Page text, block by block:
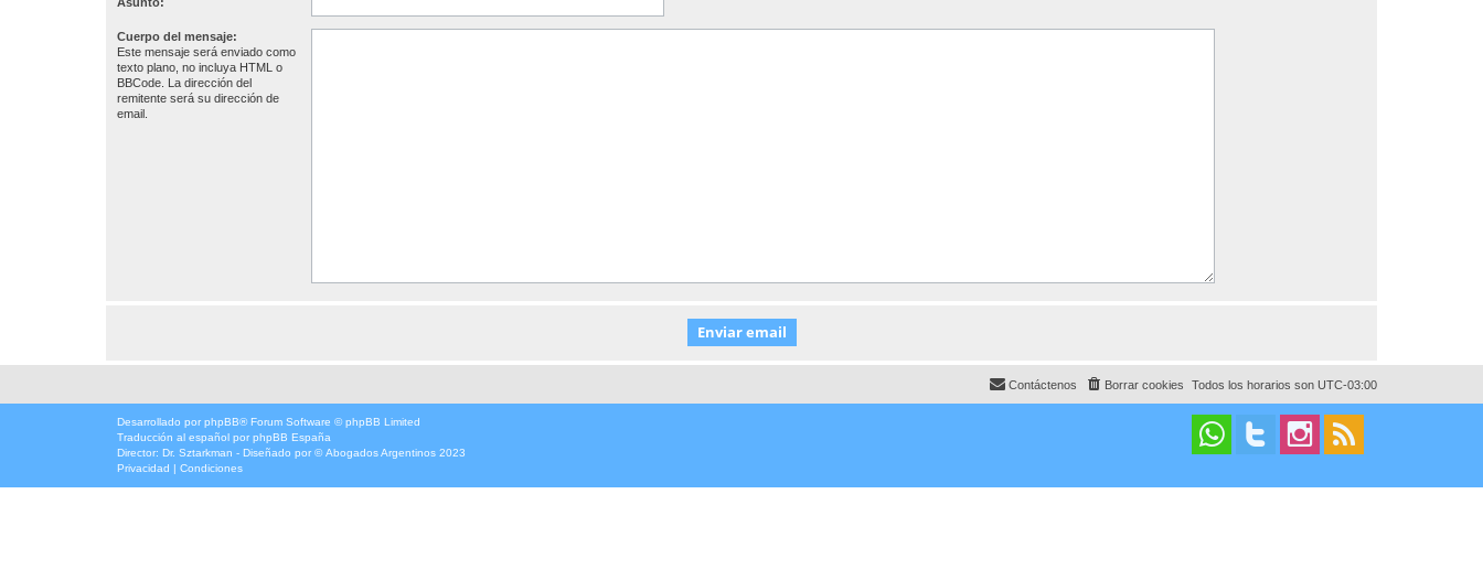
Cuerpo del mensaje:
Este mensaje será enviado como
texto plano, no incluya HTML o
BBCode. La dirección del
remitente será su dirección de
email.
Todos los horarios son UTC-03:00
Borrar cookies
Contáctenos
Desarrollado por phpBB® Forum Software © phpBB Limited
Traducción al español por phpBB España
Director: Dr. Sztarkman - Diseñado por ©Abogados Argentinos 2023
Privacidad | Condiciones